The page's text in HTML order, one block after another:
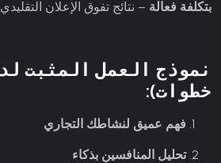
بتكلفة فعالة – نتائج تفوق الإعلان التقليدي
خطوات):
فهم عميق لنشاطك التجاري
تحليل المنافسين بذكاء